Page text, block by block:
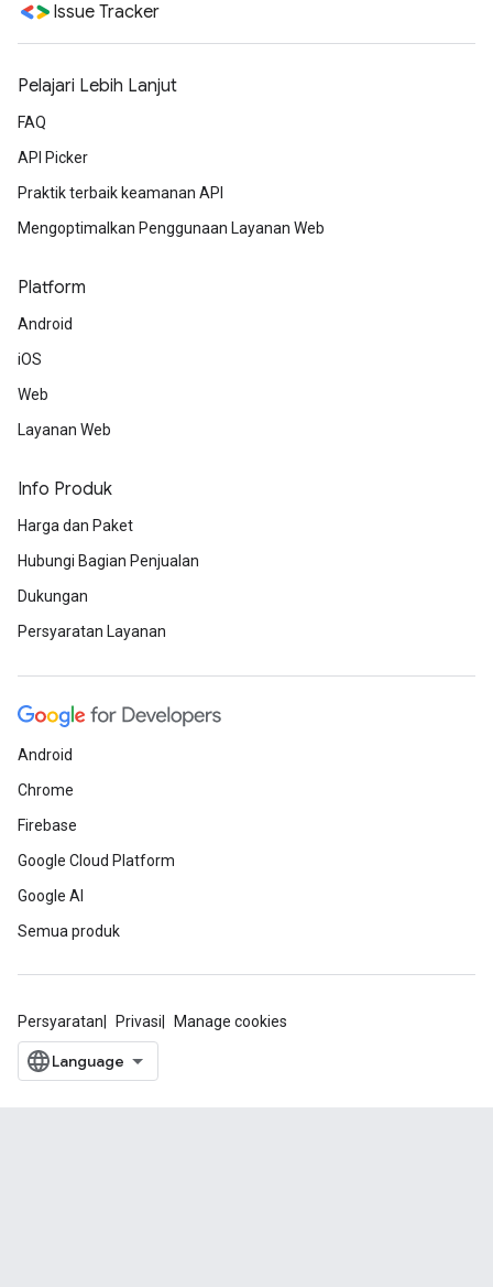
Issue Tracker
Pelajari Lebih Lanjut
FAQ
API Picker
Praktik terbaik keamanan API
Mengoptimalkan Penggunaan Layanan Web
Platform
Android
iOS
Web
Layanan Web
Info Produk
Harga dan Paket
Hubungi Bagian Penjualan
Dukungan
Persyaratan Layanan
Android
Chrome
Firebase
Google Cloud Platform
Google AI
Semua produk
Persyaratan Privasi Manage cookies